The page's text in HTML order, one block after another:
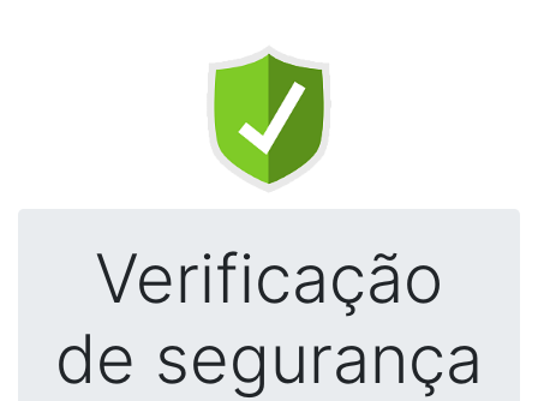
Verificação
de segurança